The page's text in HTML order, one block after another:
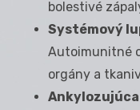
bolestivé
Systémový
Autoimunitné
orgány a